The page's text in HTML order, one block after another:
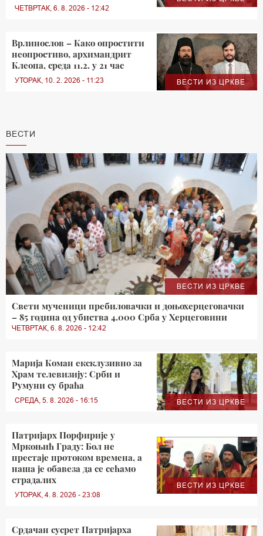
ЧЕТВРТАК, 6. 8. 2026 - 12:42
ВЕСТИ ИЗ ЦРКВЕ
Врлинослов – Како опростити
неопростиво, архимандрит
Клеопа, среда 11.2. у 21 час
УТОРАК, 10. 2. 2026 - 11:23
ВЕСТИ
ВЕСТИ ИЗ ЦРКВЕ
Свети мученици пребиловачки и доњохерцеговачки
– 85 година од убиства 4.000 Срба у Херцеговини
ЧЕТВРТАК, 6. 8. 2026 - 12:42
ВЕСТИ ИЗ ЦРКВЕ
Марија Коман ексклузивно за
Храм телевизију: Срби и
Румуни су браћа
СРЕДА, 5. 8. 2026 - 16:15
ВЕСТИ ИЗ ЦРКВЕ
Патријарх Порфирије у
Мркоњић Граду: Бол не
престаје протоком времена, а
наша је обавеза да се сећамо
страдалих
УТОРАК, 4. 8. 2026 - 23:08
Срдачан сусрет Патријарха